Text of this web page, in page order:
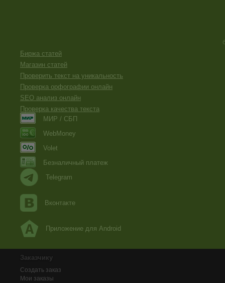
Биржа статей
Магазин статей
Проверить текст на уникальность
Проверка орфографии онлайн
SEO анализ онлайн
Проверка качества текста
МИР / СБП
WebMoney
Volet
Безналичный платеж
Telegram
Вконтакте
Приложение для Android
Заказчику
Создать заказ
Мои заказы